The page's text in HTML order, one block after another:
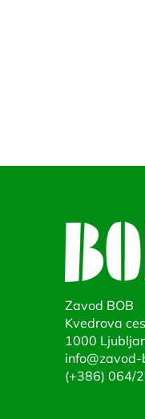
Zavod BOB
Kvedrova
1000
info@zavod-
(+386) 064/